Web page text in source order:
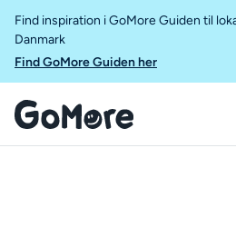
Find inspiration i GoMore Guiden til
Danmark
Find GoMore Guiden her